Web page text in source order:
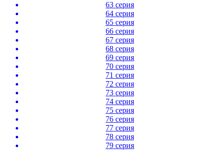
63 серия
64 серия
65 серия
66 серия
67 серия
68 серия
69 серия
70 серия
71 серия
72 серия
73 серия
74 серия
75 серия
76 серия
77 серия
78 серия
79 серия